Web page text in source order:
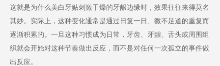
这就是为什么美白牙贴刺激干燥的牙龈边缘时，效果往往来得莫名
其妙。实际上，这种变化通常是通过日复一日、微不足道的重复而
逐渐积累的。一旦这种习惯成为日常，牙齿、牙龈、舌头或周围组
织就会开始对这种节奏做出反应，而不是对任何一次孤立的事件做
出反应。